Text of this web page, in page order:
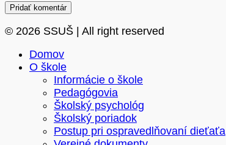
© 2026 SSUŠ | All right reserved
Domov
O škole
Informácie o škole
Pedagógovia
Školský psychológ
Školský poriadok
Postup pri ospravedlňovaní dieťaťa